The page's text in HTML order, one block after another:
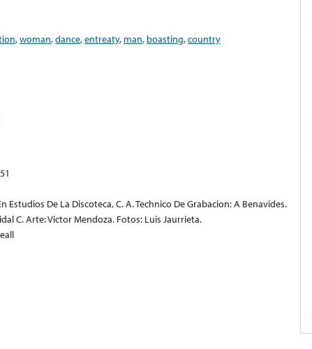
,woman,dance,entreaty, man, boasting,country
Estudios De La Discoteca, C. A. Technico De Grabacion: A Benavides.
C. Arte: Victor Mendoza. Fotos: Luis Jaurrieta.